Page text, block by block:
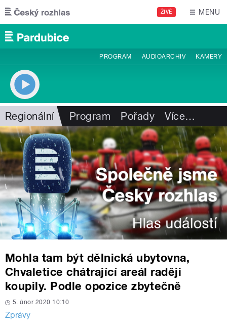
Přejít k hlavnímu obsahu
ŽIVĚ MENU
PROGRAM AUDIOARCHIV KAMERY
Regionální Program Pořady Více…
Mohla tam být dělnická ubytovna,
Chvaletice chátrající areál raději
koupily. Podle opozice zbytečně
5. únor 2020 10:10
Zprávy